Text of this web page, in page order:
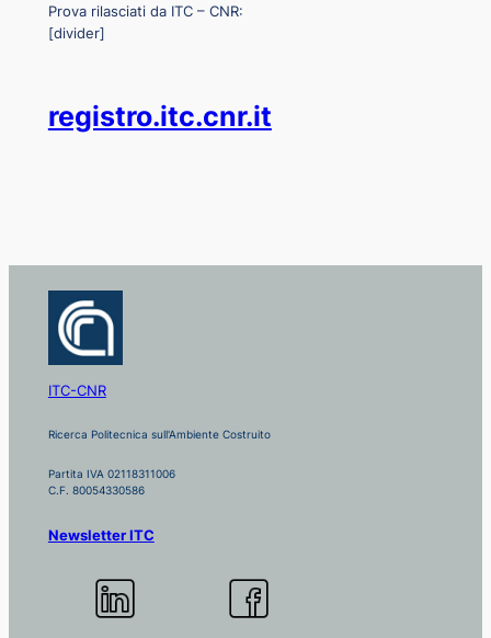
Prova rilasciati da ITC – CNR:
[divider]
registro.itc.cnr.it
ITC-CNR
Ricerca Politecnica sull'Ambiente Costruito
Partita IVA 02118311006
C.F. 80054330586
Newsletter ITC